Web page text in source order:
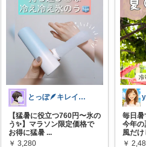
とっぽ🪶キレイめカジュアル|服とネイル
【猛暑に役立つ760円〜氷の
う✨】マラソン限定価格で
お得に猛暑 ...
￥ 3,280
毎日
今年の
風だけ
￥